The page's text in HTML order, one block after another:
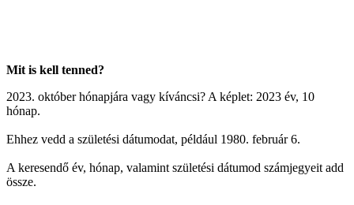
Mit is kell tenned?
2023. október hónapjára vagy kíváncsi? A képlet: 2023 év, 10
hónap.
Ehhez vedd a születési dátumodat, például 1980. február 6.
A keresendő év, hónap, valamint születési dátumod számjegyeit add
össze.